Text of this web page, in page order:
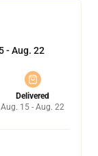
- Aug. 22
Delivered
Aug. 15 - Aug. 22